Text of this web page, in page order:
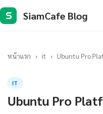
S SiamCafe Blog
หน้าแรก › it › Ubuntu Pro
IT
Ubuntu Pro